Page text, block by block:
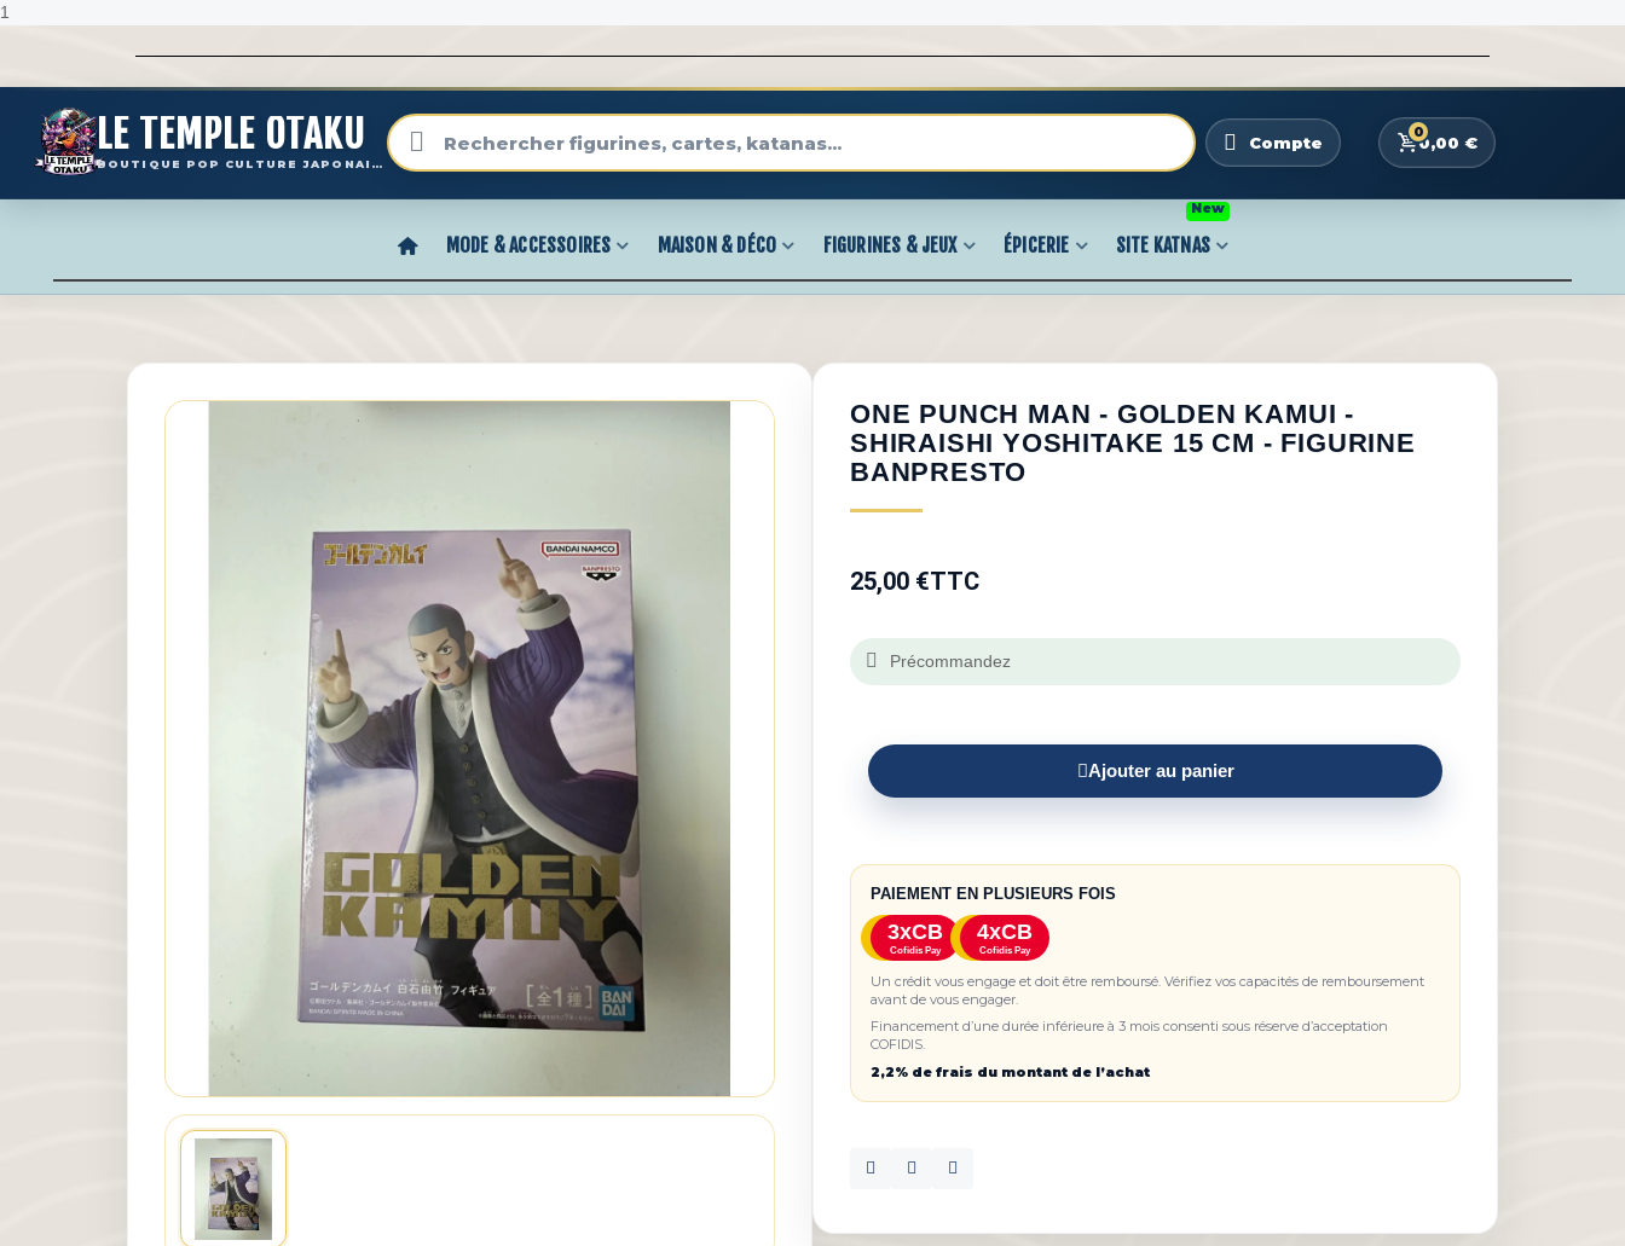
1
LE TEMPLE OTAKU
BOUTIQUE POP CULTURE JAPONAISE
Compte
0
0,00 €
MODE & ACCESSOIRES MAISON & DÉCO FIGURINES & JEUX ÉPICERIE SITE KATNAS
New
ONE PUNCH MAN - GOLDEN KAMUI -
SHIRAISHI YOSHITAKE 15 CM - FIGURINE
BANPRESTO
25,00 €TTC
Précommandez
Ajouter au panier
PAIEMENT EN PLUSIEURS FOIS
3xCB
Cofidis Pay
4xCB
Cofidis Pay
Un crédit vous engage et doit être remboursé. Vérifiez vos capacités de remboursement
avant de vous engager.
Financement d’une durée inférieure à 3 mois consenti sous réserve d’acceptation
COFIDIS.
2,2% de frais du montant de l’achat